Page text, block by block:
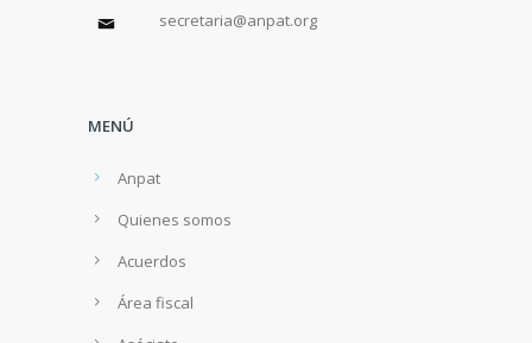
secretaria@anpat.org
MENÚ
Anpat
Quienes somos
Acuerdos
Área fiscal